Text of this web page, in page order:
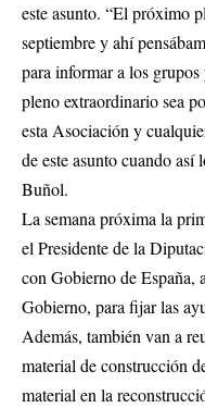
este asunto. “El próximo
septiembre y ahí
para informar a los
pleno extraordinario sea
esta Asociación y
de este asunto cuando así
Buñol.
La semana próxima la
el Presidente de la
con Gobierno de España,
Gobierno, para fijar las
Además, también van a
material de construcción
material en la